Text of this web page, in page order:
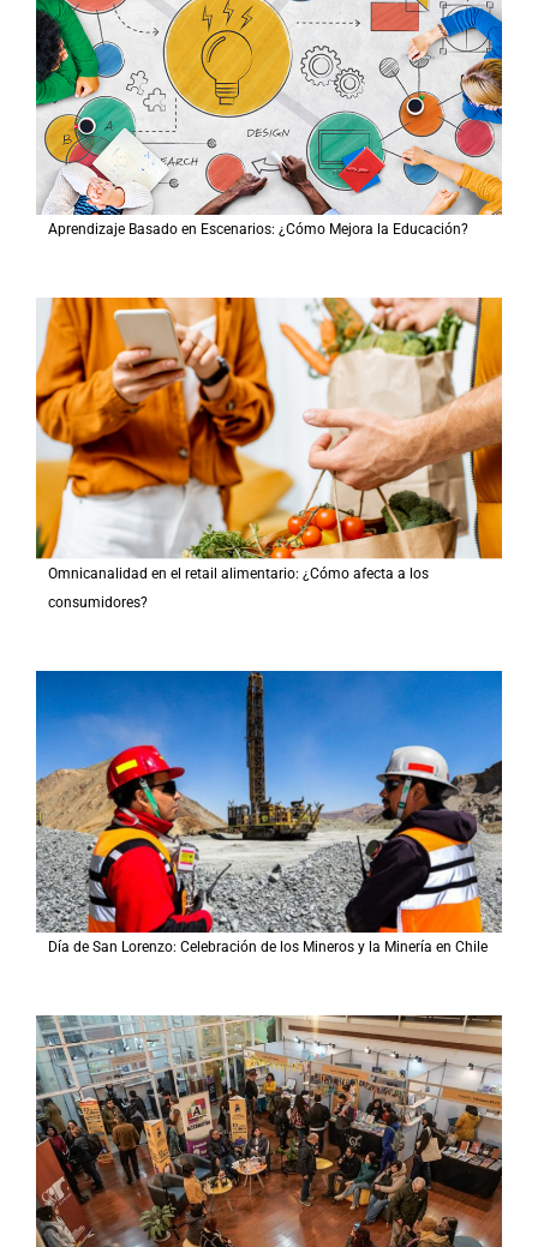
Aprendizaje Basado en Escenarios: ¿Cómo Mejora la Educación?
Omnicanalidad en el retail alimentario: ¿Cómo afecta a los
consumidores?
Día de San Lorenzo: Celebración de los Mineros y la Minería en Chile